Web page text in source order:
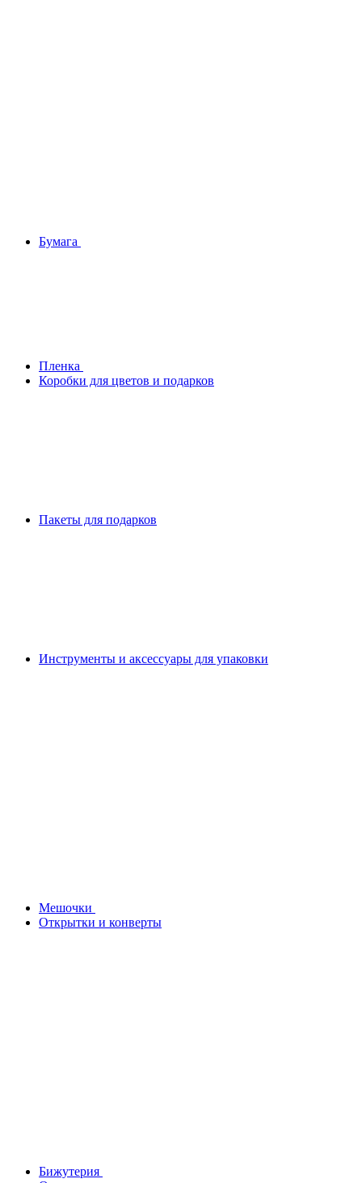
Бумага
Плeнка
Коробки для цветов и подарков
Пакеты для подарков
Инструменты и аксессуары для упаковки
Мешочки
Открытки и конверты
Бижутерия